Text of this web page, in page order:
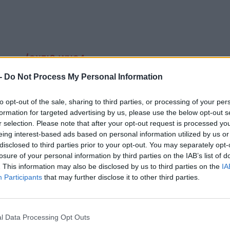
Do Not Process My Personal Information
opt-out of the sale, sharing to third parties, or processing of your
for targeted advertising by us, please use the below opt-out
selection. Please note that after your opt-out request is processed
interest-based ads based on personal information utilized by us
to third parties prior to your opt-out. You may separately
of your personal information by third parties on the IAB’s list of
This information may also be disclosed by us to third parties on the
Participants that may further disclose it to other third parties.
Data Processing Opt Outs
CXTt8rWNQ4
esélyes lehet még az IGN Év játéka díjára az
Fantasy 7 Rebirth, aHelldivers 2, aBalatro, a
Indiana Jones and the Great Circle és aSilent
és aFinal Fantasy 7 Rebirthszerepeltetése
legtöbb év végi listán ott vannak már most a
az IGN-nek, amiért azIndiana Jones and
ugyanis Indyről hajlamosak megfeledkezni a
simán lehet az is, hogy a szavazatok
lesz a győztes – ez hamarosan ki fog derülni!